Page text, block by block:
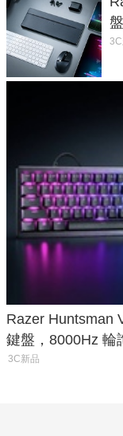
Razer Huntsman
鍵盤，8000Hz 輪
3C新品